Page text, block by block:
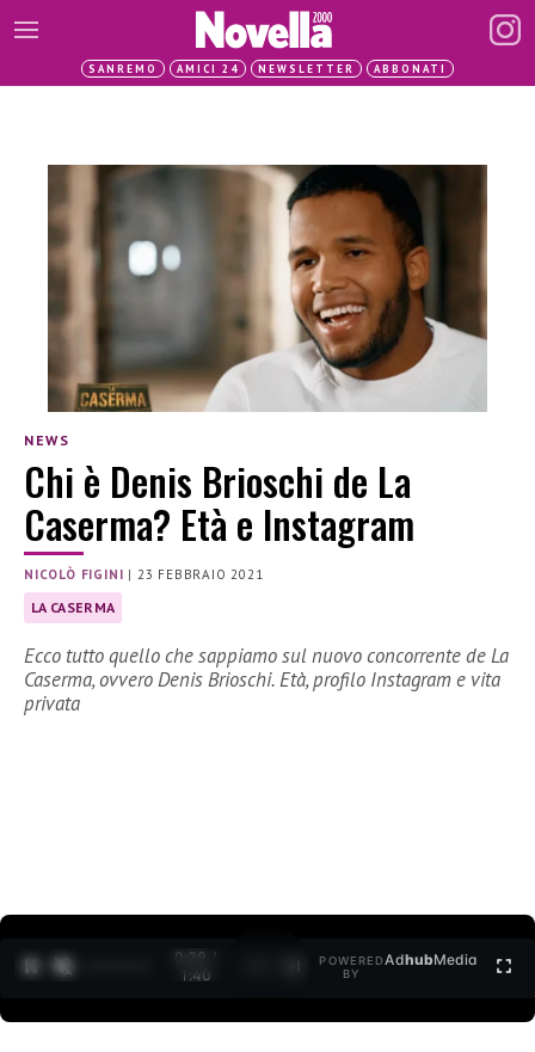
SANREMO AMICI 24 NEWSLETTER ABBONATI
NEWS
Chi è Denis Brioschi de La
Caserma? Età e Instagram
NICOLÒ FIGINI | 23 FEBBRAIO 2021
LA CASERMA
Ecco tutto quello che sappiamo sul nuovo concorrente de La
Caserma, ovvero Denis Brioschi. Età, profilo Instagram e vita
privata
0:30 /
1:40
POWERED
BY
AdhubMedia